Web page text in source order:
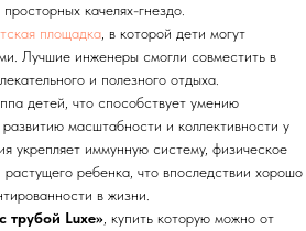
качелях-гнездо.
площадка , в которой дети могут
Лучшие инженеры смогли совместить в
и полезного отдыха.
детей, что способствует умению
масштабности и коллективности у
укрепляет иммунную систему, физическое
ребенка, что впоследствии хорошо
в жизни.
трубой Luxe» , купить которую можно от